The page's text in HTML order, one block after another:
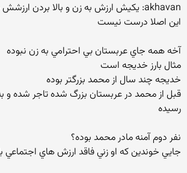
akhavan: یکیش ارزش به زن و بالا بردن ارزشش در خانواده و جامعه
اين اصلا درست نيست
آخه همه جاي عربستان بي احترامي به زن نبوده
مثال بارز خديجه است
خديجه چند سال از محمد بزرگتر بوده
قبل از محمد در عربستان بزرگ شده تاجر شده و
رسيده
نفر دوم آمنه مادر محمد بوده؟
جايي خوندين كه او زني فاقد ارزش هاي اجتماعي